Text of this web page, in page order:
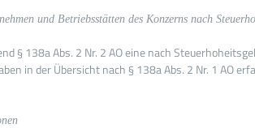
und Betriebsstätten des Konzerns nach
§ 138a Abs. 2 Nr. 2 AO eine nach
in der Übersicht nach § 138a Abs. 2 Nr. 1 AO